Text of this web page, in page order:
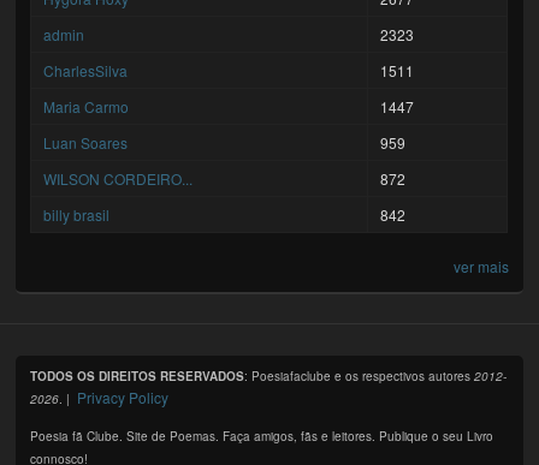
admin
2323
CharlesSilva
1511
Maria Carmo
1447
Luan Soares
959
WILSON CORDEIRO...
872
billy brasil
842
ver mais
TODOS OS DIREITOS RESERVADOS: Poesiafaclube e os respectivos autores2012-
2026. | Privacy Policy
Poesia fã Clube. Site de Poemas. Faça amigos, fãs e leitores. Publique o seu Livro
connosco!